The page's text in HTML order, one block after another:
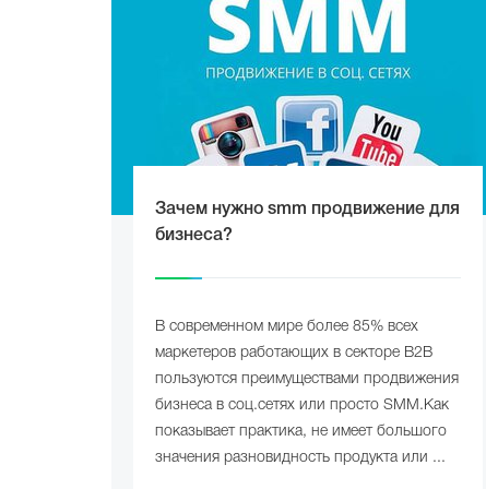
Зачем нужно smm продвижение для
бизнеса?
В современном мире более 85% всех
маркетеров работающих в секторе B2B
пользуются преимуществами продвижения
бизнеса в соц.сетях или просто SMM.Как
показывает практика, не имеет большого
значения разновидность продукта или ...